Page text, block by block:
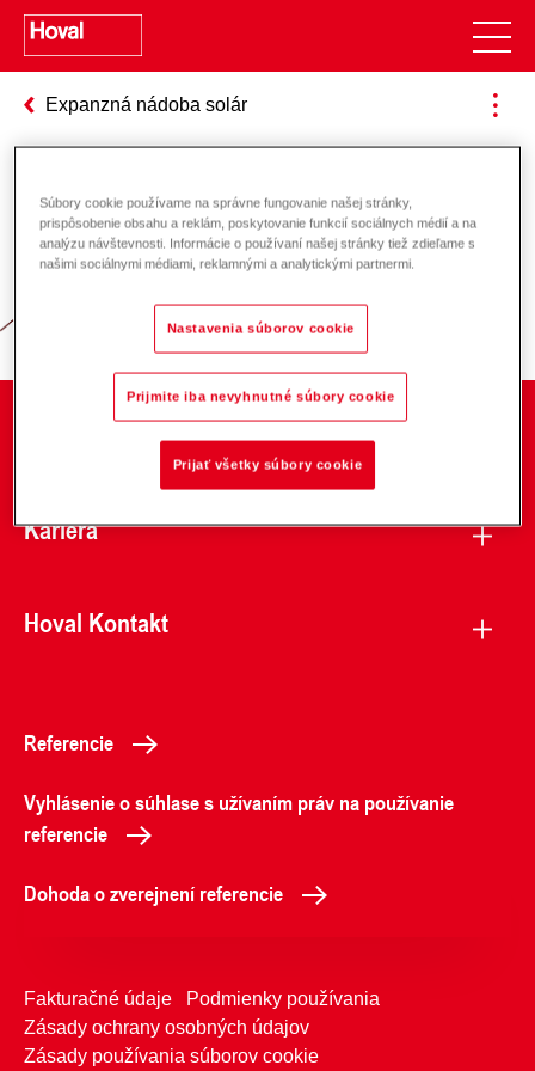
Expanzná nádoba solár
Zodpovednosť za energiu a životné
prostredie
O spoločnosti
Kariéra
Hoval Kontakt
Referencie
Vyhlásenie o súhlase s užívaním práv na používanie
referencie
Dohoda o zverejnení referencie
Fakturačné údaje
Podmienky používania
Zásady ochrany osobných údajov
Zásady používania súborov cookie
Súbory cookie používame na správne fungovanie našej stránky,
prispôsobenie obsahu a reklám, poskytovanie funkcií sociálnych médií a na
analýzu návštevnosti. Informácie o používaní našej stránky tiež zdieľame s
našimi sociálnymi médiami, reklamnými a analytickými partnermi.
Nastavenia súborov cookie
Prijmite iba nevyhnutné súbory cookie
Prijať všetky súbory cookie